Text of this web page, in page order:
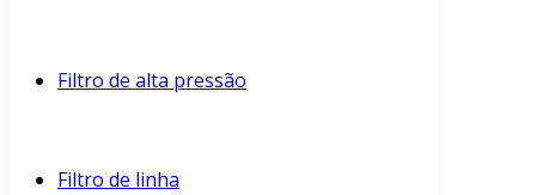
Filtro de alta pressão
Filtro de linha